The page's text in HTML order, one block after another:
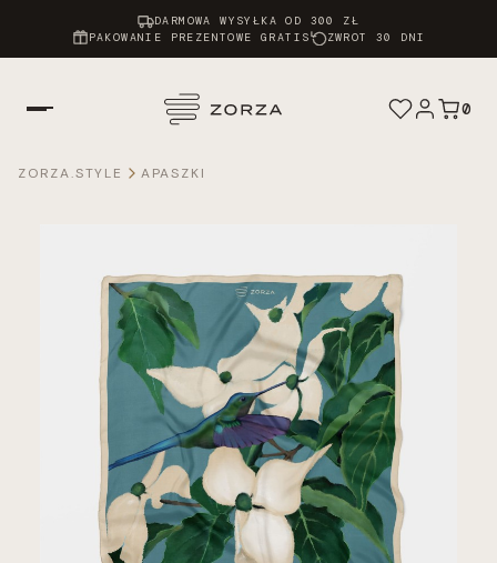
DARMOWA WYSYŁKA OD 300 ZŁ
PAKOWANIE PREZENTOWE GRATIS
ZWROT 30 DNI
0
Apaszki
Twilly
Scrunchie
Atelier Zorza
ZORZA.STYLE APASZKI